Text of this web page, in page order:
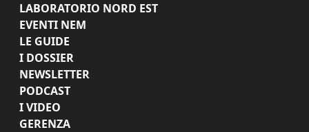
LABORATORIO NORD EST
EVENTI NEM
LE GUIDE
I DOSSIER
NEWSLETTER
PODCAST
I VIDEO
GERENZA